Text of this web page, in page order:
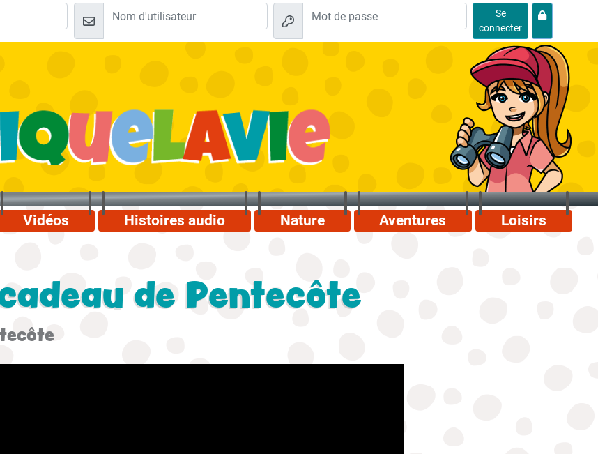
Se
connecter
Vidéos Histoires audio Nature Aventures Loisirs
de Pentecôte